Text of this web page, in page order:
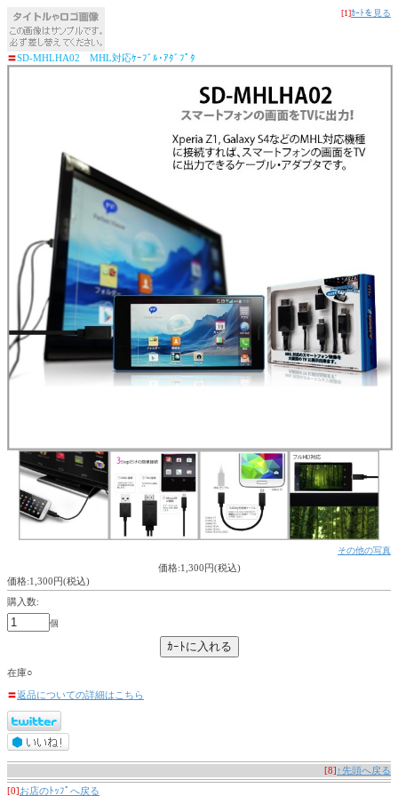
[1]ｶｰﾄを見る
〓SD-MHLHA02 MHL対応ｹｰﾌﾞﾙ･ｱﾀﾞﾌﾟﾀ
その他の写真
価格:1,300円(税込)
価格:1,300円(税込)
購入数:
個
在庫○
〓返品についての詳細はこちら
[8] ↑先頭へ戻る
[0] お店のﾄｯﾌﾟへ戻る